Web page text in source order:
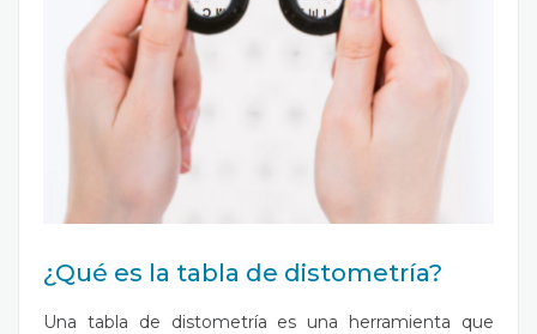
¿Qué es la tabla de distometría?
Una tabla de distometría es una herramienta que